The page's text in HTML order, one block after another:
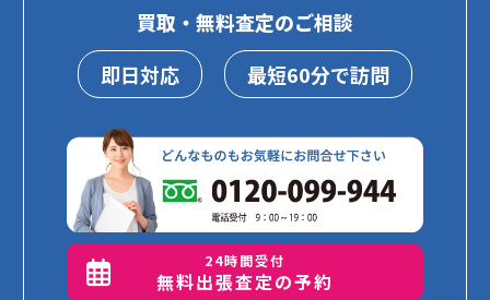
買取・無料査定のご相談
即日対応
最短60分で訪問
24時間受付
無料出張査定の予約